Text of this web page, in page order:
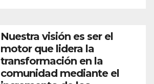
Nuestra visión es ser el
motor que lidera la
transformación en la
comunidad mediante el